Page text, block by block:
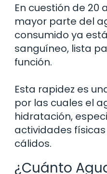
En cuestión de 20
mayor parte del
consumido ya
sanguíneo, lista
función.
Esta rapidez es
por las cuales el
hidratación,
actividades
cálidos.
¿Cuánto